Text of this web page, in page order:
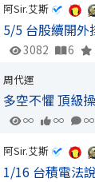
阿Sir.艾斯
5/5 台股續開外
3082 6
周代運
多空不懼 頂級
∞ ∞ ∞
阿Sir.艾斯
1/16 台積電法